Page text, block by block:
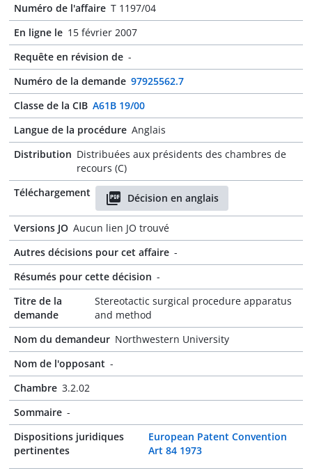
Numéro de l'affaire T 1197/04
En ligne le 15 février 2007
Requête en révision de -
Numéro de la demande 97925562.7
Classe de la CIB A61B 19/00
Langue de la procédure Anglais
Distribution Distribuées aux présidents des chambres de
recours (C)
Téléchargement
Décision en anglais
Versions JO Aucun lien JO trouvé
Autres décisions pour cet affaire -
Résumés pour cette décision -
Titre de la
demande
Stereotactic surgical procedure apparatus
and method
Nom du demandeur Northwestern University
Nom de l'opposant -
Chambre 3.2.02
Sommaire -
Dispositions juridiques
pertinentes
European Patent Convention
Art 84 1973